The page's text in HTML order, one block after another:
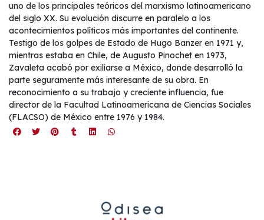
uno de los principales teóricos del marxismo latinoamericano
del siglo XX. Su evolución discurre en paralelo a los
acontecimientos políticos más importantes del continente.
Testigo de los golpes de Estado de Hugo Banzer en 1971 y,
mientras estaba en Chile, de Augusto Pinochet en 1973,
Zavaleta acabó por exiliarse a México, donde desarrolló la
parte seguramente más interesante de su obra. En
reconocimiento a su trabajo y creciente influencia, fue
director de la Facultad Latinoamericana de Ciencias Sociales
(FLACSO) de México entre 1976 y 1984.